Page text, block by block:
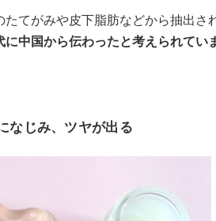
てがみや皮下脂肪などから抽出さ
に中国から伝わったと考えられてい
なじみ、ツヤが出る